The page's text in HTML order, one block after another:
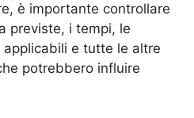
è importante controllare
previste, i tempi, le
e tutte le altre
potrebbero influire